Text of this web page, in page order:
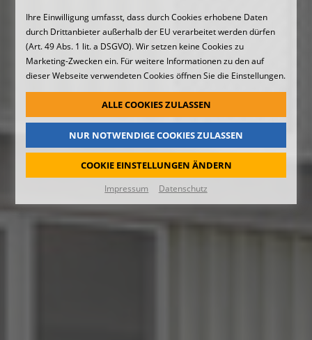
Ihre Einwilligung umfasst, dass durch Cookies erhobene Daten
durch Drittanbieter außerhalb der EU verarbeitet werden dürfen
(Art. 49 Abs. 1 lit. a DSGVO). Wir setzen keine Cookies zu
Marketing-Zwecken ein. Für weitere Informationen zu den auf
dieser Webseite verwendeten Cookies öffnen Sie die Einstellungen.
ALLE COOKIES ZULASSEN
NUR NOTWENDIGE COOKIES ZULASSEN
COOKIE EINSTELLUNGEN ÄNDERN
Impressum Datenschutz